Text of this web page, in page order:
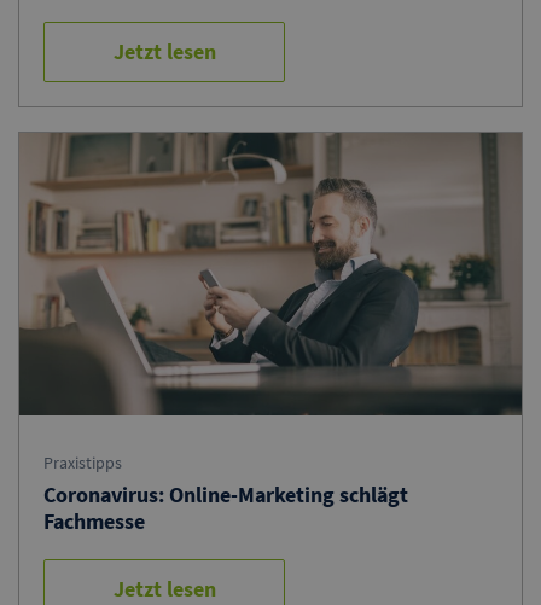
Jetzt lesen
Praxistipps
Coronavirus: Online-Marketing schlägt
Fachmesse
Jetzt lesen